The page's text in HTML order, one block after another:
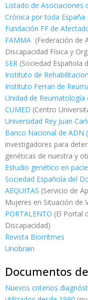
Listado de Asociaciones
Crónica por toda España
Fundación FF de
FAMMA (Federación de
Discapacidad Física y
SER (Sociedad Española
Instituto de
Instituto Ferran de
Unidad de Reumatología
CUMED (Centro
Universidad Rey Juan
Banco Nacional de ADN (
investigadores para
genéticas de nuestra y
Estudio genético en
Sociedad Española del
AEQUITAS (Servicio de
Mujeres en Situación de
PORTALENTO (El Portal
Discapacidad)
Revista Biorritmes
Unobrain
Documentos
Nuevos criterios